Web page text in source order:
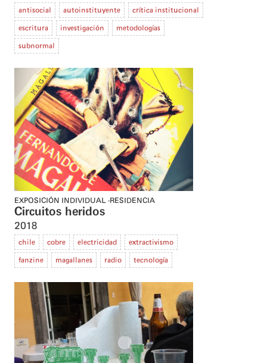
antisocial autoinstituyente crítica institucional
escritura investigación metodologías
subnormal
EXPOSICIÓN INDIVIDUAL RESIDENCIA
Circuitos heridos
2018
chile cobre electricidad extractivismo
fanzine magallanes radio tecnología